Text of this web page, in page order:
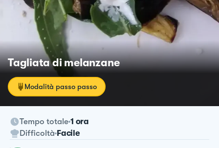
Tagliata di melanzane
Modalità passo passo
Tempo totale 1 ora
Difficoltà Facile